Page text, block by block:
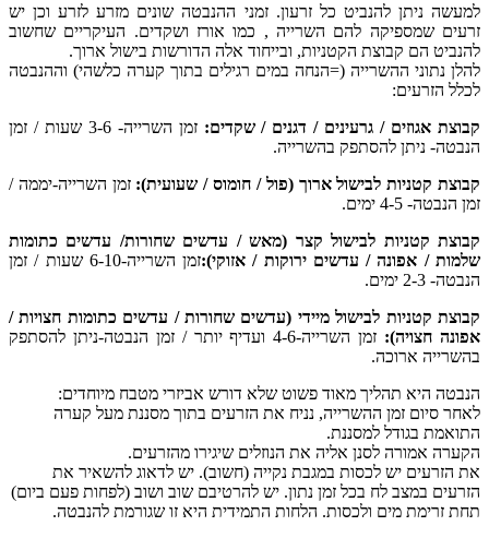
למעשה ניתן להנביט כל זרעון. זמני ההנבטה שונים מזרע לזרע וכן יש
זרעים שמספיקה להם השרייה , כמו אורז ושקדים. העיקריים שחשוב
להנביט הם קבוצת הקטניות, ובייחוד אלה הדורשות בישול ארוך.
להלן נתוני ההשרייה (=הנחה במים רגילים בתוך קערה כלשהי) וההנבטה
לכלל הזרעים:
קבוצת אגוזים / גרעינים / דגנים / שקדים:
זמן השרייה- 3-6 שעות / זמן
הנבטה- ניתן להסתפק בהשרייה.
קבוצת קטניות לבישול ארוך (פול / חומוס / שעועית):זמן השרייה-יממה /
זמן הנבטה- 4-5 ימים.
קבוצת קטניות לבישול קצר (מאש / עדשים שחורות/ עדשים כתומות
שלמות / אפונה / עדשים ירוקות / אזוקי):
זמן השרייה-6-10 שעות / זמן
הנבטה- 2-3 ימים.
קבוצת קטניות לבישול מיידי (עדשים שחורות / עדשים כתומות חצויות /
אפונה חצויה):
זמן השרייה-4-6 ועדיף יותר / זמן הנבטה-ניתן להסתפק
בהשרייה ארוכה.
הנבטה היא תהליך מאוד פשוט שלא דורש אביזרי מטבח מיוחדים:
לאחר סיום זמן ההשרייה, נניח את הזרעים בתוך מסננת מעל קערה
התואמת בגודל למסננת.
הקערה אמורה לסנן אליה את הנוזלים שיגירו מהזרעים.
את הזרעים יש לכסות במגבת נקייה (חשוב). יש לדאוג להשאיר את
הזרעים במצב לח בכל זמן נתון. יש להרטיבם שוב ושוב (לפחות פעם ביום)
תחת זרימת מים ולכסות. הלחות התמידית היא זו שגורמת להנבטה.